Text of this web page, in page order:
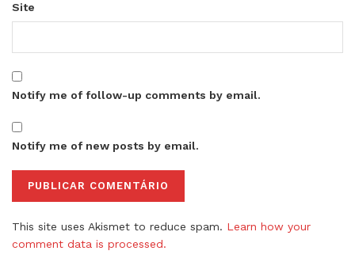
Site
Notify me of follow-up comments by email.
Notify me of new posts by email.
This site uses Akismet to reduce spam. Learn how your
comment data is processed.